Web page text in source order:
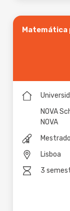
Matemática
NOVA
NOVA
Mestrado
Lisboa
3